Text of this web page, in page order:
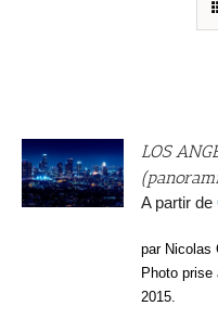
LOS
A partir de
par Nicolas
Photo prise
2015.